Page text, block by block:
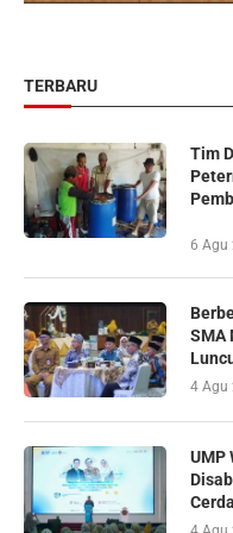
TERBARU
Tim
6 Agu
SMA
4 Agu
UMP